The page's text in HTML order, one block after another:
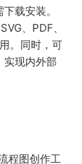
载安装。
、PDF、
。同时，可
实现内外部
程图创作工